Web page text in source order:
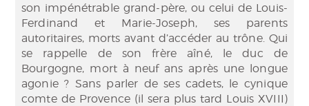
son impénétrable grand-père, ou celui de Louis-
Ferdinand et Marie-Joseph, ses parents
autoritaires, morts avant d’accéder au trône. Qui
se rappelle de son frère aîné, le duc de
Bourgogne, mort à neuf ans après une longue
agonie ? Sans parler de ses cadets, le cynique
comte de Provence (il sera plus tard Louis XVIII)